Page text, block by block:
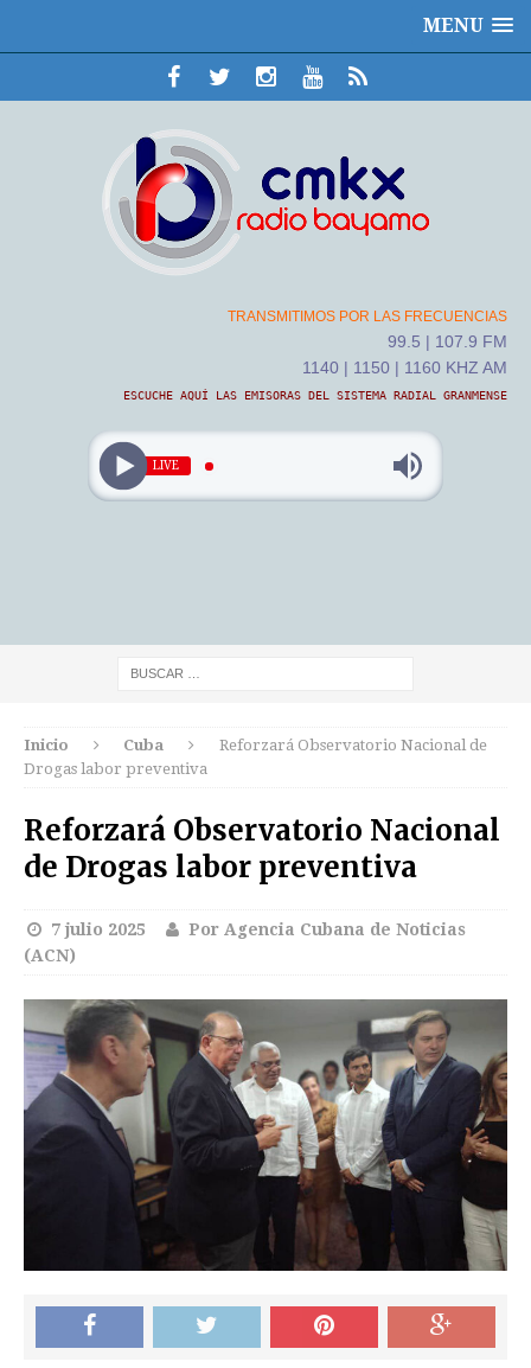
MENU
TRANSMITIMOS POR LAS FRECUENCIAS
99.5 | 107.9 FM
1140 | 1150 | 1160 KHZ AM
ESCUCHE AQUÍ LAS EMISORAS DEL SISTEMA RADIAL GRANMENSE
LIVE
Inicio Cuba
Reforzará Observatorio Nacional de
Drogas labor preventiva
Reforzará Observatorio Nacional
de Drogas labor preventiva
7 julio 2025
Por Agencia Cubana de Noticias
(ACN)